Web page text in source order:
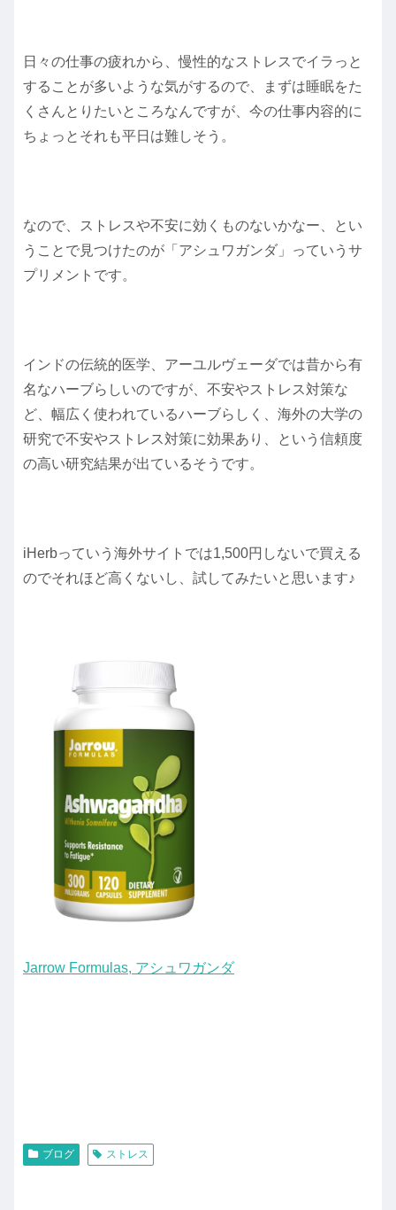
日々の仕事の疲れから、慢性的なストレスでイラっと
することが多いような気がするので、まずは睡眠をた
くさんとりたいところなんですが、今の仕事内容的に
ちょっとそれも平日は難しそう。
なので、ストレスや不安に効くものないかなー、とい
うことで見つけたのが「アシュワガンダ」っていうサ
プリメントです。
インドの伝統的医学、アーユルヴェーダでは昔から有
名なハーブらしいのですが、不安やストレス対策な
ど、幅広く使われているハーブらしく、海外の大学の
研究で不安やストレス対策に効果あり、という信頼度
の高い研究結果が出ているそうです。
iHerbっていう海外サイトでは1,500円しないで買える
のでそれほど高くないし、試してみたいと思います♪
Jarrow Formulas, アシュワガンダ
ブログ ストレス